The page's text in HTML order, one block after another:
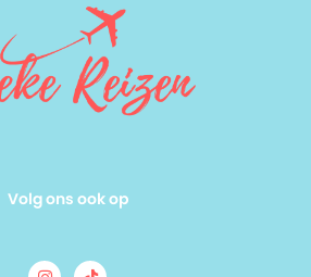
Volg ons ook op